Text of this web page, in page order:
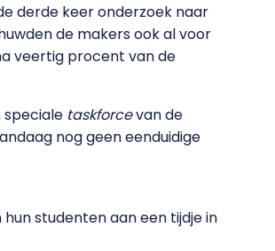
derde keer onderzoek naar
de makers ook al voor
veertig procent van de
speciale taskforcevan de
nog geen eenduidige
studenten aan een tijdje in